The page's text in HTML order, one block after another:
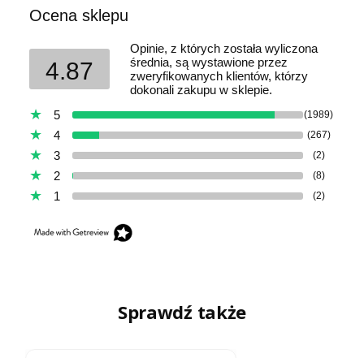
Ocena sklepu
4.87
Opinie, z których została wyliczona
średnia, są wystawione przez
zweryfikowanych klientów, którzy
dokonali zakupu w sklepie.
5
(1989)
4 (267)
3 (2)
2 (8)
1 (2)
Sprawdź także